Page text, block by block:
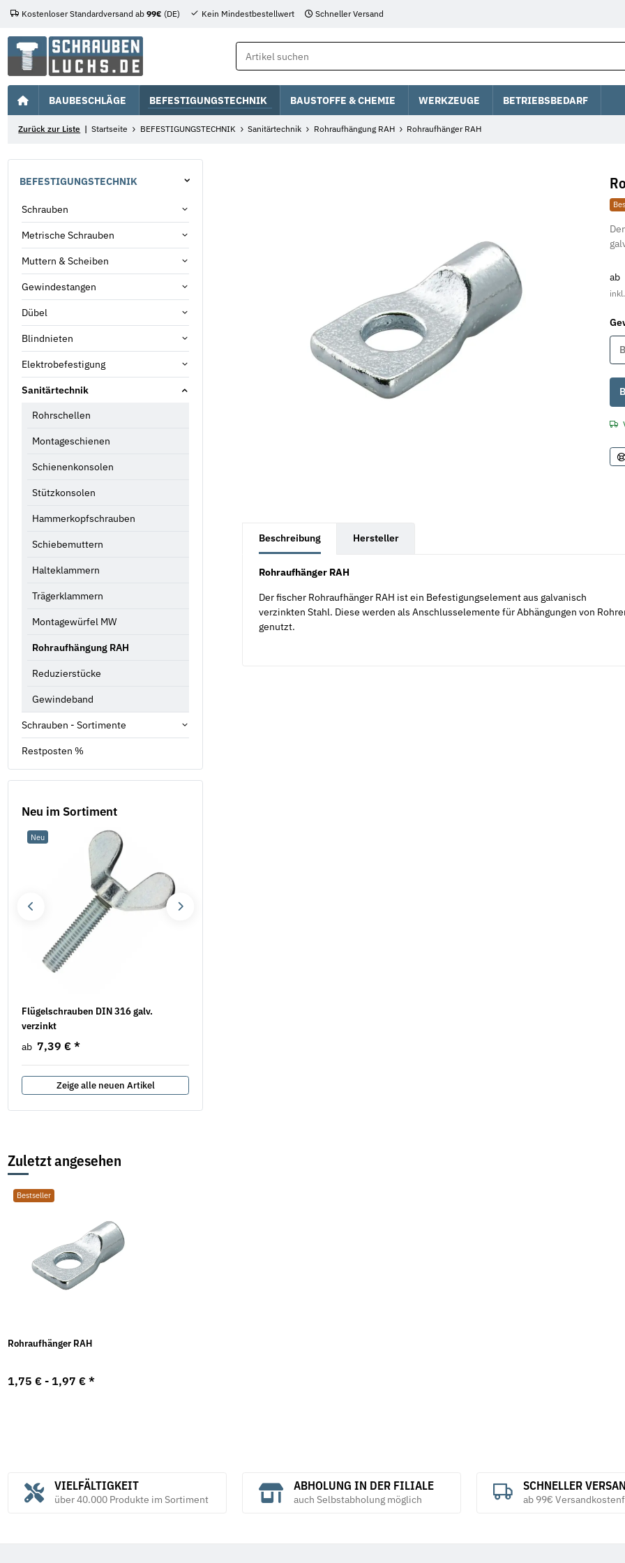
Kostenloser Standardversand ab 99€ (DE) Kein Mindestbestellwert Schneller Versand
BAUBESCHLÄGE BEFESTIGUNGSTECHNIK BAUSTOFFE & CHEMIE WERKZEUGE BETRIEBSBEDARF
Zurück zur Liste Startseite BEFESTIGUNGSTECHNIK Sanitärtechnik Rohraufhängung RAH Rohraufhänger RAH
ab
x
Beschreibung Hersteller
Rohraufhänger RAH
Der fischer Rohraufhänger RAH ist ein Befestigungselement aus galvanisch
verzinkten Stahl. Diese werden als Anschlusselemente für Abhängungen von
genutzt.
BEFESTIGUNGSTECHNIK
Schrauben
Metrische Schrauben
Muttern & Scheiben
Gewindestangen
Dübel
Blindnieten
Elektrobefestigung
Sanitärtechnik
Rohrschellen
Montageschienen
Schienenkonsolen
Stützkonsolen
Hammerkopfschrauben
Schiebemuttern
Halteklammern
Trägerklammern
Montagewürfel MW
Rohraufhängung RAH
Reduzierstücke
Gewindeband
Schrauben - Sortimente
Restposten %
Neu im Sortiment
Neu
Flügelschrauben DIN 316 galv.
verzinkt
ab 7,39 € *
Zeige alle neuen Artikel
Zuletzt angesehen
Bestseller
Rohraufhänger RAH
1,75 € - 1,97 €*
VIELFÄLTIGKEIT
über 40.000 Produkte im Sortiment
ABHOLUNG IN DER FILIALE
auch Selbstabholung möglich
SCHNELLER
ab 99€